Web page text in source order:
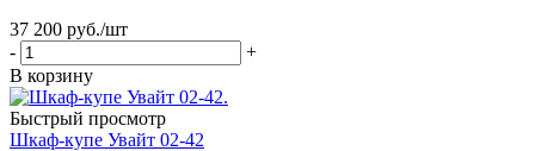
37 200 руб./шт
-
+
В корзину
Быстрый просмотр
Шкаф-купе Увайт 02-42